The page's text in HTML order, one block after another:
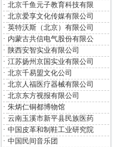
· 北京千鱼元子教育科技有限
· 北京爱享文化传媒有限公司
· 英特沃斯（北京）有限公司
· 内蒙古共信电气股份有限公
· 陕西安智实业有限公司
· 江苏扬州京国实业有限公司
· 北京千易盟文化公司
· 北京人福医疗器械有限公司
· 北京东方视报有限公司
· 朱炳仁铜都博物馆
· 云南玉溪市新平县民族医药
· 中国皮革和制鞋工业研究院
· 中国民间音乐团